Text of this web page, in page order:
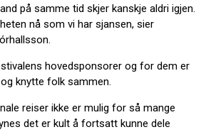
på samme tid skjer kanskje aldri igjen.
nå som vi har sjansen, sier
hovedsponsorer og for dem er
knytte folk sammen.
reiser ikke er mulig for så mange
det er kult å fortsatt kunne dele